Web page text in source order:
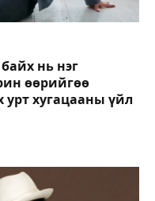
нь нэг
өөрийгөө
урт хугацааны үйл